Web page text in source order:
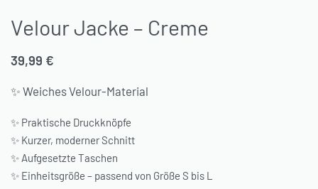
Velour Jacke – Creme
39,99 €
✨ Weiches Velour-Material
✨ Praktische Druckknöpfe
✨ Kurzer, moderner Schnitt
✨ Aufgesetzte Taschen
✨ Einheitsgröße – passend von Größe S bis L